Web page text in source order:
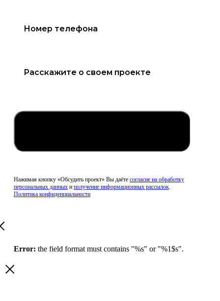
Нажимая кнопку «Обсудить проект» Вы даёте согласие на обработку
персональных данных и получение информационных рассылок
Политика конфиденциальности
Error: the field format must contains "%s" or "%1$s".